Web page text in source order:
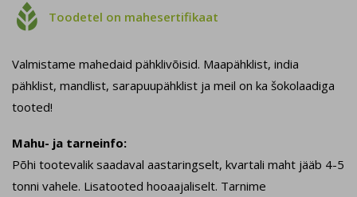
 Toodetel on mahesertifikaat
Valmistame mahedaid pähklivõisid. Maapähklist, india
pähklist, mandlist, sarapuupähklist ja meil on ka šokolaadiga
tooted!
Mahu- ja tarneinfo:
Põhi tootevalik saadaval aastaringselt, kvartali maht jääb 4-5
tonni vahele. Lisatooted hooaajaliselt. Tarnime